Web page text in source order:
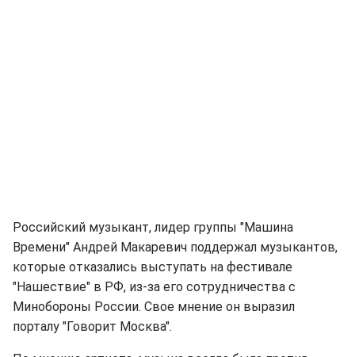
Российский музыкант, лидер группы "Машина
Времени" Андрей Макаревич поддержал музыкантов,
которые отказались выступать на фестивале
"Нашествие" в РФ, из-за его сотрудничества с
Минобороны России. Свое мнение он выразил
порталу "Говорит Москва".